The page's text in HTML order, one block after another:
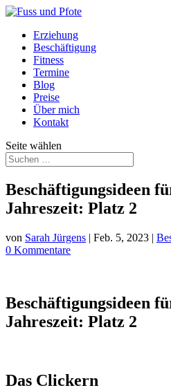
Erziehung
Beschäftigung
Fitness
Termine
Blog
Preise
Über mich
Kontakt
Seite wählen
Beschäftigungsideen
Jahreszeit: Platz 2
von Sarah Jürgens | Feb. 5, 2023 |
0 Kommentare
Beschäftigungsideen
Jahreszeit: Platz 2
Das Clickern